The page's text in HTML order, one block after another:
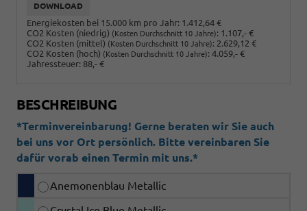
DOWNLOAD
Energiekosten bei 15.000 km pro Jahr: 1.412,64 €
CO2 Kosten (niedrig) (Kosten Durchschnitt 10 Jahre): 1.107,- €
CO2 Kosten (mittel) (Kosten Durchschnitt 10 Jahre): 2.629,12 €
CO2 Kosten (hoch) (Kosten Durchschnitt 10 Jahre): 4.059,- €
Jahressteuer: 88,- €
BESCHREIBUNG
*Terminvereinbarung! Gerne beraten wir Sie auch
bei uns vor Ort persönlich. Bitte vereinbaren Sie
dafür vorab einen Termin mit uns.*
Anemonenblau Metallic